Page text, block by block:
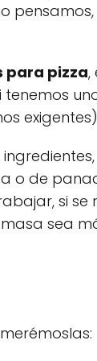
para pizza,
o de
si
sea